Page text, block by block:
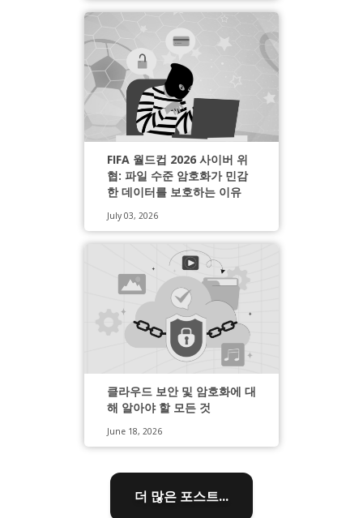
FIFA 월드컵 2026 사이버 위
협: 파일 수준 암호화가 민감
한 데이터를 보호하는 이유
July 03, 2026
클라우드 보안 및 암호화에 대
해 알아야 할 모든 것
June 18, 2026
더 많은 포스트...